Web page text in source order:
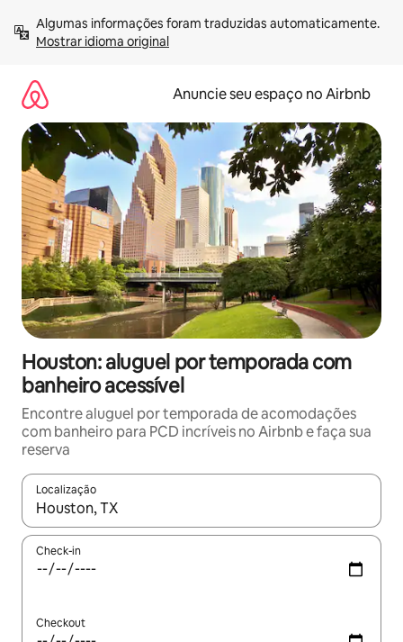
para
Mostrar idioma original
Anuncie seu espaço no Airbnb
Houston: aluguel por temporada com
banheiro acessível
Encontre aluguel por temporada de acomodações
com banheiro para PCD incríveis no Airbnb e faça sua
reserva
Localização
Quando os resultados estiverem disponíveis, explore-os
Check-in
Checkout